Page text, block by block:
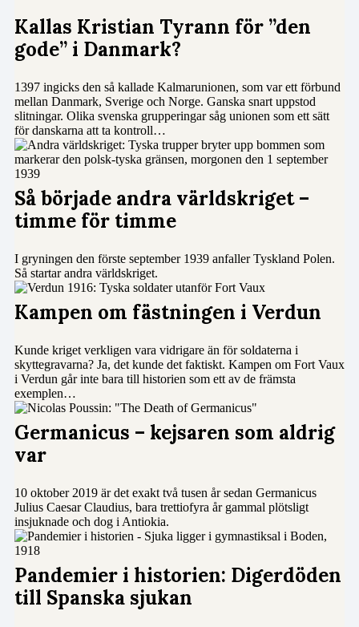
Kallas Kristian Tyrann för ”den
gode” i Danmark?
1397 ingicks den så kallade Kalmarunionen, som var ett förbund
mellan Danmark, Sverige och Norge. Ganska snart uppstod
slitningar. Olika svenska grupperingar såg unionen som ett sätt
för danskarna att ta kontroll…
Så började andra världskriget –
timme för timme
I gryningen den förste september 1939 anfaller Tyskland Polen.
Så startar andra världskriget.
Kampen om fästningen i Verdun
Kunde kriget verkligen vara vidrigare än för soldaterna i
skyttegravarna? Ja, det kunde det faktiskt. Kampen om Fort Vaux
i Verdun går inte bara till historien som ett av de främsta
exemplen…
Germanicus – kejsaren som aldrig
var
10 oktober 2019 är det exakt två tusen år sedan Germanicus
Julius Caesar Claudius, bara trettiofyra år gammal plötsligt
insjuknade och dog i Antiokia.
Pandemier i historien: Digerdöden
till Spanska sjukan